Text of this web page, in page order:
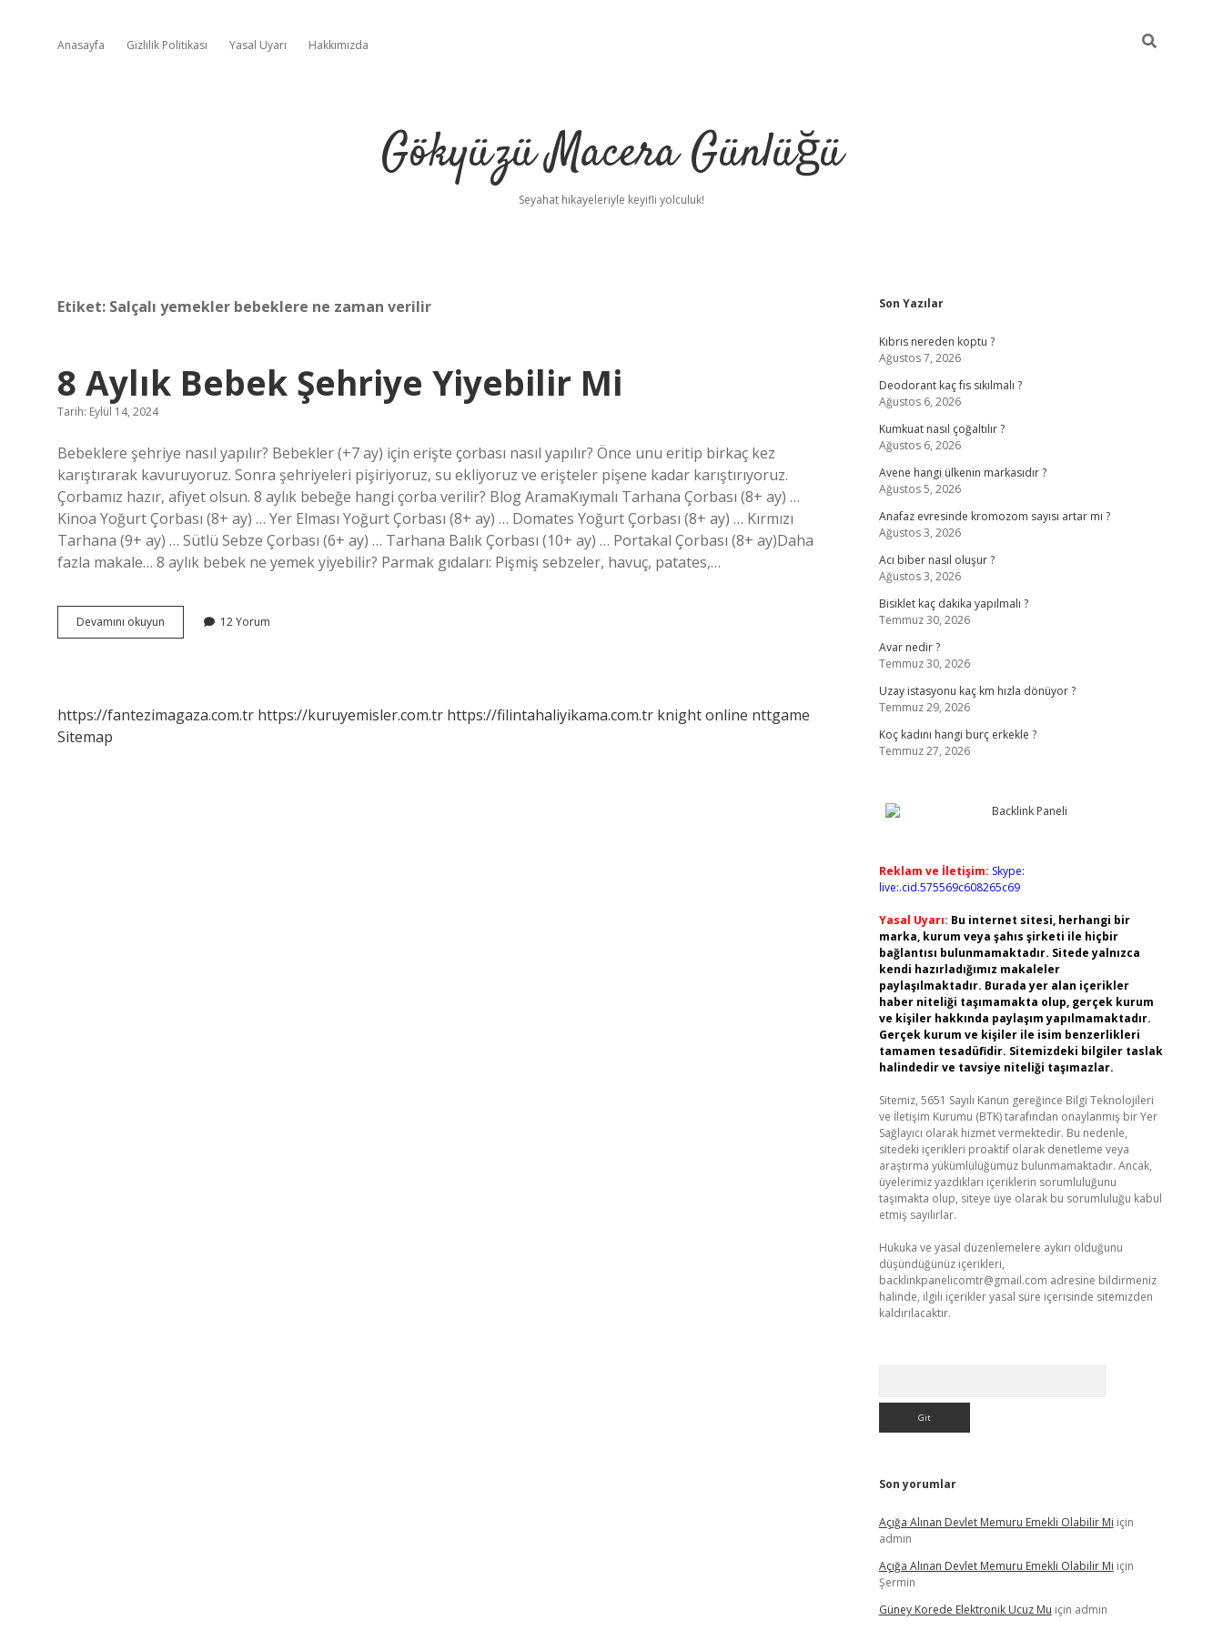
Anasayfa Gizlilik Politikası Yasal Uyarı Hakkımızda
Gökyüzü Macera Günlüğü
Seyahat hikayeleriyle keyifli yolculuk!
Etiket: Salçalı yemekler bebeklere ne zaman verilir
8 Aylık Bebek Şehriye Yiyebilir Mi
Tarih: Eylül 14, 2024
Bebeklere şehriye nasıl yapılır? Bebekler (+7 ay) için erişte çorbası nasıl yapılır? Önce unu eritip birkaç kez
karıştırarak kavuruyoruz. Sonra şehriyeleri pişiriyoruz, su ekliyoruz ve erişteler pişene kadar karıştırıyoruz.
Çorbamız hazır, afiyet olsun. 8 aylık bebeğe hangi çorba verilir? Blog AramaKıymalı Tarhana Çorbası (8+ ay) …
Kinoa Yoğurt Çorbası (8+ ay) … Yer Elması Yoğurt Çorbası (8+ ay) … Domates Yoğurt Çorbası (8+ ay) … Kırmızı
Tarhana (9+ ay) … Sütlü Sebze Çorbası (6+ ay) … Tarhana Balık Çorbası (10+ ay) … Portakal Çorbası (8+ ay)Daha
fazla makale… 8 aylık bebek ne yemek yiyebilir? Parmak gıdaları: Pişmiş sebzeler, havuç, patates,…
Devamını okuyun
Aylık
12 Yorum
https://fantezimagaza.com.tr https://kuruyemisler.com.tr https://filintahaliyikama.com.tr knight online nttgame
Sitemap
Sidebar
Son Yazılar
Kıbrıs nereden koptu ?
Ağustos 7, 2026
Deodorant kaç fıs sıkılmalı ?
Ağustos 6, 2026
Kumkuat nasıl çoğaltılır ?
Ağustos 6, 2026
Avene hangi ülkenin markasıdır ?
Ağustos 5, 2026
Anafaz evresinde kromozom sayısı artar mı ?
Ağustos 3, 2026
Acı biber nasıl oluşur ?
Ağustos 3, 2026
Bisiklet kaç dakika yapılmalı ?
Temmuz 30, 2026
Avar nedir ?
Temmuz 30, 2026
Uzay istasyonu kaç km hızla dönüyor ?
Temmuz 29, 2026
Koç kadını hangi burç erkekle ?
Temmuz 27, 2026
Reklam ve İletişim: Skype:
live:.cid.575569c608265c69
Yasal Uyarı: Bu internet sitesi, herhangi bir
marka, kurum veya şahıs şirketi ile hiçbir
bağlantısı bulunmamaktadır. Sitede yalnızca
kendi hazırladığımız makaleler
paylaşılmaktadır. Burada yer alan içerikler
haber niteliği taşımamakta olup, gerçek kurum
ve kişiler hakkında paylaşım yapılmamaktadır.
Gerçek kurum ve kişiler ile isim benzerlikleri
tamamen tesadüfidir. Sitemizdeki bilgiler taslak
halindedir ve tavsiye niteliği taşımazlar.
Sitemiz, 5651 Sayılı Kanun gereğince Bilgi Teknolojileri
ve İletişim Kurumu (BTK) tarafından onaylanmış bir Yer
Sağlayıcı olarak hizmet vermektedir. Bu nedenle,
sitedeki içerikleri proaktif olarak denetleme veya
araştırma yükümlülüğümüz bulunmamaktadır. Ancak,
üyelerimiz yazdıkları içeriklerin sorumluluğunu
taşımakta olup, siteye üye olarak bu sorumluluğu kabul
etmiş sayılırlar.
Hukuka ve yasal düzenlemelere aykırı olduğunu
düşündüğünüz içerikleri,
backlinkpanelicomtr@gmail.com adresine bildirmeniz
halinde, ilgili içerikler yasal süre içerisinde sitemizden
kaldırılacaktır.
Son yorumlar
Açığa Alınan Devlet Memuru Emekli Olabilir Mi için
admin
Açığa Alınan Devlet Memuru Emekli Olabilir Mi için
Şermin
Güney Korede Elektronik Ucuz Mu için admin